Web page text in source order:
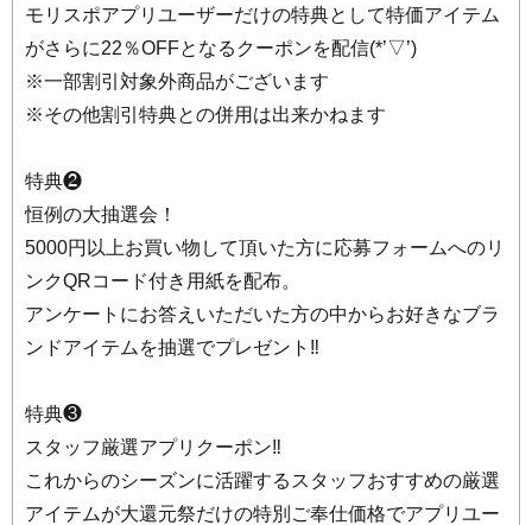
モリスポアプリユーザーだけの特典として特価アイテム
がさらに22％OFFとなるクーポンを配信(*’▽’)
※一部割引対象外商品がございます
※その他割引特典との併用は出来かねます
特典❷
恒例の大抽選会！
5000円以上お買い物して頂いた方に応募フォームへのリ
ンクQRコード付き用紙を配布。
アンケートにお答えいただいた方の中からお好きなブラ
ンドアイテムを抽選でプレゼント‼
特典❸
スタッフ厳選アプリクーポン‼
これからのシーズンに活躍するスタッフおすすめの厳選
アイテムが大還元祭だけの特別ご奉仕価格でアプリユー